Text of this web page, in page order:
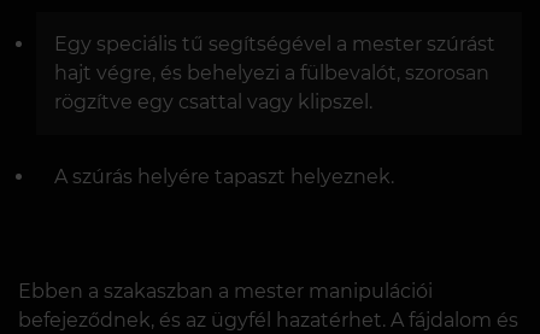
Egy speciális tű segítségével a mester szúrást
hajt végre, és behelyezi a fülbevalót, szorosan
rögzítve egy csattal vagy klipszel.
A szúrás helyére tapaszt helyeznek.
Ebben a szakaszban a mester manipulációi
befejeződnek, és az ügyfél hazatérhet. A fájdalom és